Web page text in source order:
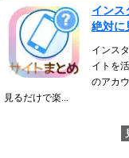
インス
絶対に
インス
イトを
のアカ
見るだけで楽...